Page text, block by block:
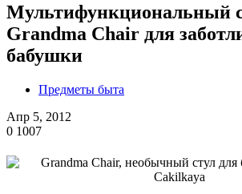
Мультифункциональный
Grandma Chair для
бабушки
Предметы быта
Апр 5, 2012
0 1007